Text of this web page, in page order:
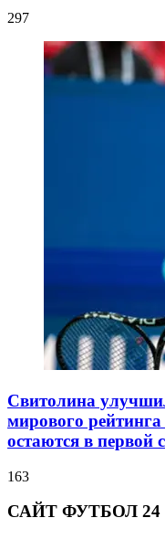
297
Свитолина
мирового
остаются в первой
163
САЙТ ФУТБОЛ 24